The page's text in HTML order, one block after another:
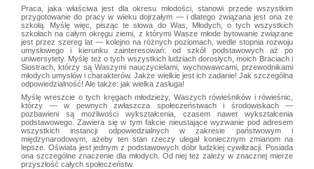
Praca, jaka właściwa jest dla okresu młodości, stanowi przede wszystkim
przygotowanie do pracy w wieku dojrzałym — i dlatego związana jest ona ze
szkołą. Myślę więc, pisząc te słowa do Was, Młodych, o tych wszystkich
szkołach na całym okręgu ziemi, z którymi Wasze młode bytowanie związane
jest przez szereg lat — kolejno na różnych poziomach, wedle stopnia rozwoju
umysłowego i kierunku zainteresowań: od szkół podstawowych aż po
uniwersytety. Myślę też o tych wszystkich ludziach dorosłych, moich Braciach i
Siostrach, którzy są Waszymi nauczycielami, wychowawcami, przewodnikami
młodych umysłów i charakterów. Jakże wielkie jest ich zadanie! Jak szczególna
odpowiedzialność! Ale także: jak wielka zasługa!
Myślę wreszcie o tych kręgach młodzieży, Waszych rówieśników i rówieśnic,
którzy — w pewnych zwłaszcza społeczeństwach i środowiskach —
pozbawieni są możliwości wykształcenia, czasem nawet wykształcenia
podstawowego. Zawiera się w tym fakcie nieustające wyzwanie pod adresem
wszystkich instancji odpowiedzialnych w zakresie państwowym i
międzynarodowym, ażeby ten stan rzeczy ulegał koniecznym zmianom na
lepsze. Oświata jest jednym z podstawowych dóbr ludzkiej cywilizacji. Posiada
ona szczególne znaczenie dla młodych. Od niej też zależy w znacznej mierze
przyszłość całych społeczeństw.